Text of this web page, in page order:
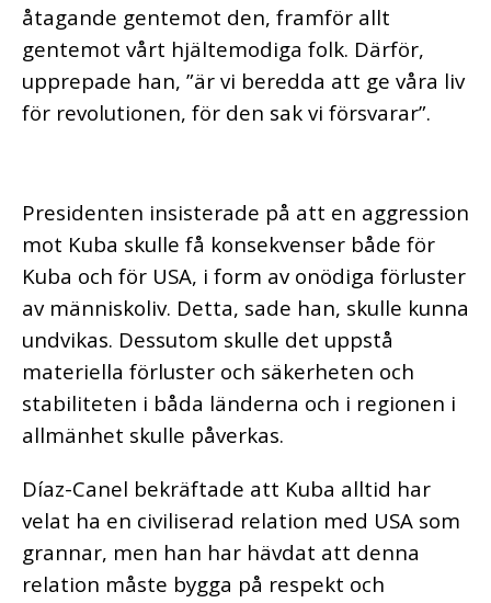
åtagande gentemot den, framför allt
gentemot vårt hjältemodiga folk. Därför,
upprepade han, ”är vi beredda att ge våra liv
för revolutionen, för den sak vi försvarar”.
Presidenten insisterade på att en aggression
mot Kuba skulle få konsekvenser både för
Kuba och för USA, i form av onödiga förluster
av människoliv. Detta, sade han, skulle kunna
undvikas. Dessutom skulle det uppstå
materiella förluster och säkerheten och
stabiliteten i båda länderna och i regionen i
allmänhet skulle påverkas.
Díaz-Canel bekräftade att Kuba alltid har
velat ha en civiliserad relation med USA som
grannar, men han har hävdat att denna
relation måste bygga på respekt och